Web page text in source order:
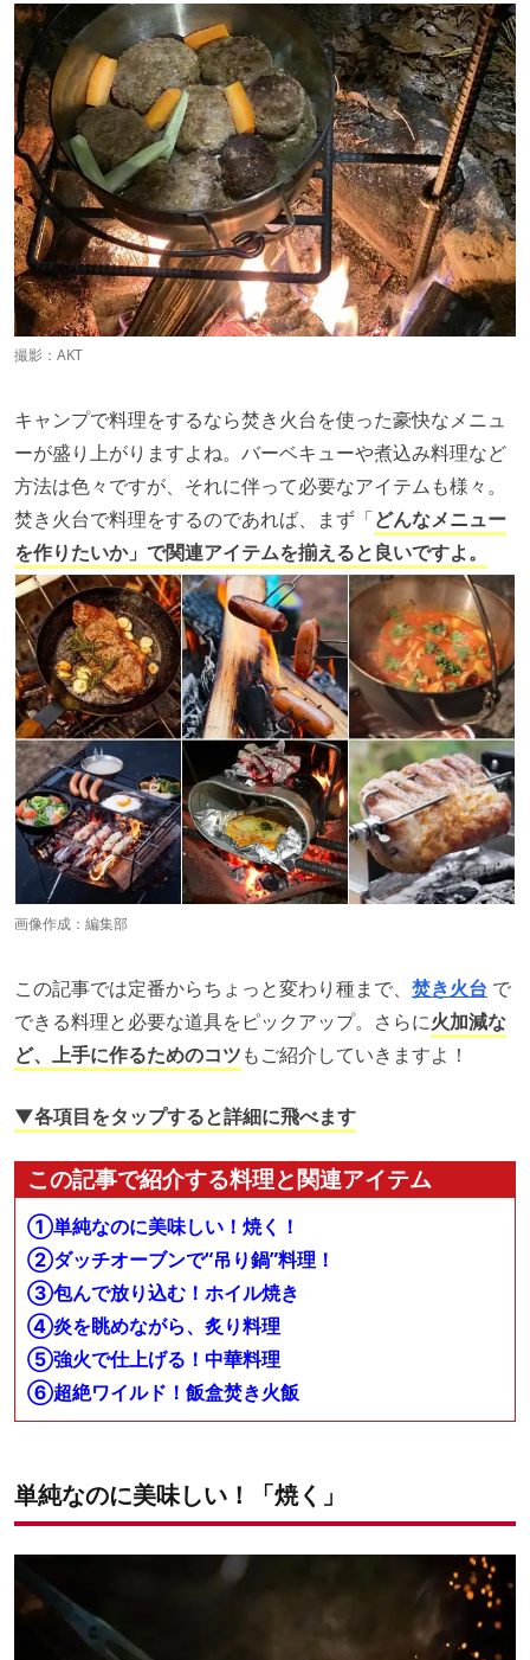
レシピ幅を広げる技ありタイプ！
強火料理がしたいなら二次燃焼！
火傷には気をつけよう！
こちらの記事もおすすめ！
撮影：AKT
キャンプで料理をするなら焚き火台を使った豪快なメニュ
ーが盛り上がりますよね。バーベキューや煮込み料理など
方法は色々ですが、それに伴って必要なアイテムも様々。
焚き火台で料理をするのであれば、まず「どんなメニュー
を作りたいか」で関連アイテムを揃えると良いですよ。
画像作成：編集部
この記事では定番からちょっと変わり種まで、 焚き火台 で
できる料理と必要な道具をピックアップ。さらに火加減な
ど、上手に作るためのコツもご紹介していきますよ！
▼各項目をタップすると詳細に飛べます
この記事で紹介する料理と関連アイテム
①単純なのに美味しい！焼く！
②ダッチオーブンで“吊り鍋”料理！
③包んで放り込む！ホイル焼き
④炎を眺めながら、炙り料理
⑤強火で仕上げる！中華料理
⑥超絶ワイルド！飯盒焚き火飯
単純なのに美味しい！「焼く」